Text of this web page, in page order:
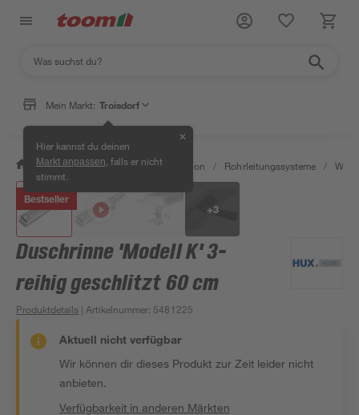
Mein Markt: Troisdorf
Hier kannst du deinen
Markt anpassen , falls er nicht
stimmt.
✕
/ Bad & Sanitär / Sanitärinstallation / Rohrleitungssysteme /
Bestseller
+3
Duschrinne 'Modell K' 3-
reihig geschlitzt 60 cm
Produktdetails | Artikelnummer: 5481225
Aktuell nicht verfügbar
Wir können dir dieses Produkt zur Zeit leider nicht
anbieten.
Verfügbarkeit in anderen Märkten